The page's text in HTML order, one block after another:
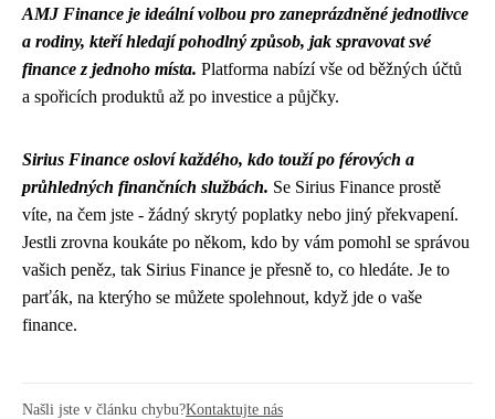
AMJ Finance je ideální volbou pro zaneprázdněné jednotlivce
a rodiny, kteří hledají pohodlný způsob, jak spravovat své
finance z jednoho místa. Platforma nabízí vše od běžných účtů
a spořicích produktů až po investice a půjčky.
Sirius Finance osloví každého, kdo touží po férových a
průhledných finančních službách. Se Sirius Finance prostě
víte, na čem jste - žádný skrytý poplatky nebo jiný překvapení.
Jestli zrovna koukáte po někom, kdo by vám pomohl se správou
vašich peněz, tak Sirius Finance je přesně to, co hledáte. Je to
parťák, na kterýho se můžete spolehnout, když jde o vaše
finance.
Našli jste v článku chybu?Kontaktujte nás